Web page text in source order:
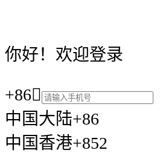
你好！欢迎登录
+86
中国大陆+86
中国香港+852